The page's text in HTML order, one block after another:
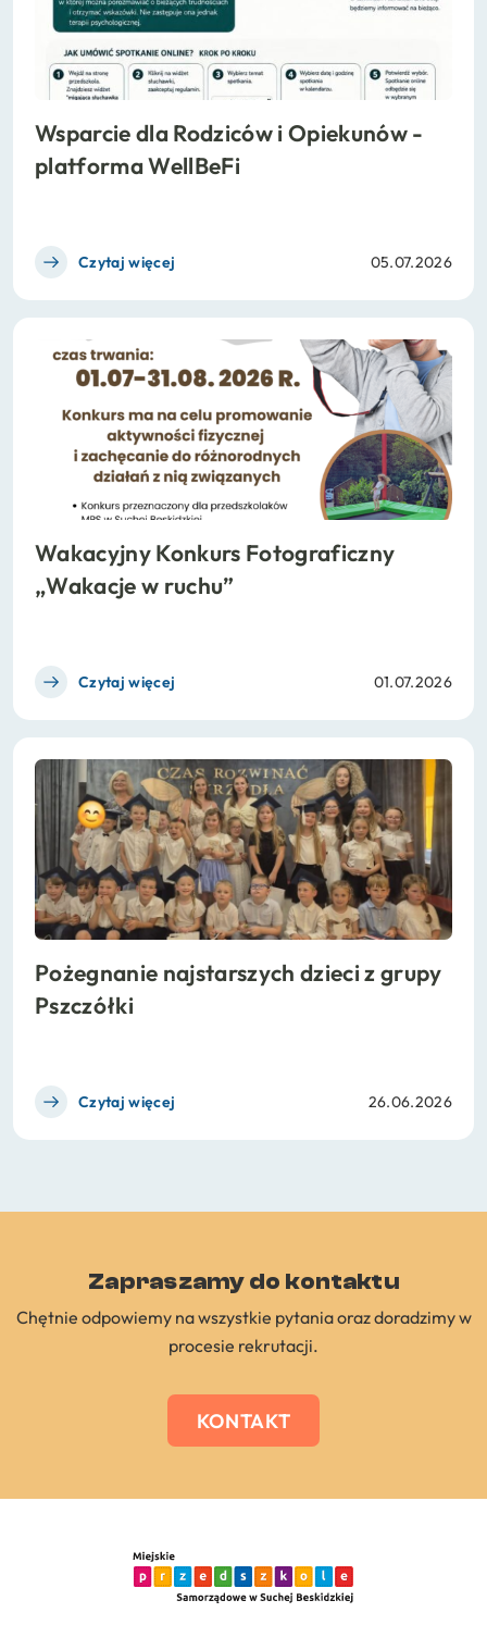
Wsparcie dla Rodziców i Opiekunów -
platforma WellBeFi
Czytaj więcej 05.07.2026
Wakacyjny Konkurs Fotograficzny
„Wakacje w ruchu”
Czytaj więcej 01.07.2026
Pożegnanie najstarszych dzieci z grupy
Pszczółki
Czytaj więcej 26.06.2026
Zapraszamy do kontaktu
Chętnie odpowiemy na wszystkie pytania oraz doradzimy w
procesie rekrutacji.
KONTAKT